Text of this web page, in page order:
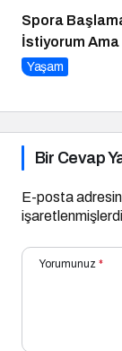
Spora
İstiyorum Ama
Başlayacağımı
Yaşam
Bir Cevap
E-posta
Yorumunuz *